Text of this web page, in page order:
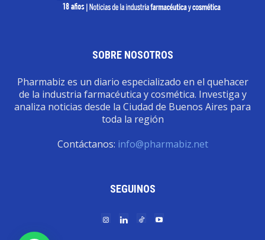
SOBRE NOSOTROS
Pharmabiz es un diario especializado en el quehacer
de la industria farmacéutica y cosmética. Investiga y
analiza noticias desde la Ciudad de Buenos Aires para
toda la región
Contáctanos: info@pharmabiz.net
SEGUINOS